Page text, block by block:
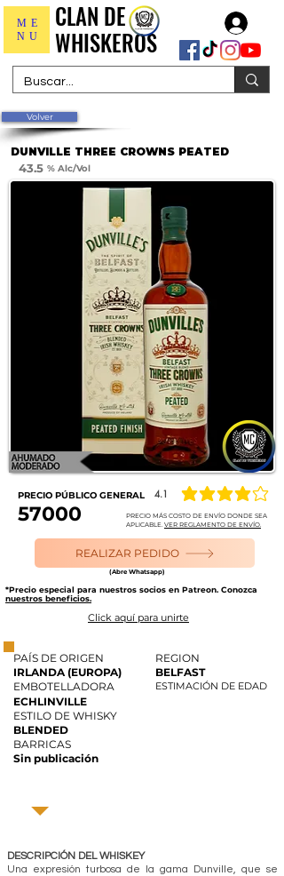
CLAN DE
WHISKEROS
CLAN DE
WHISKEROS
ME
NU
Volver
DUNVILLE THREE CROWNS PEATED
43.5 % Alc/Vol
PRECIO PÚBLICO GENERAL 4.1 la calificación
57000
PRECIO MÁS COSTO DE ENVÍO DONDE SEA
APLICABLE. VER REGLAMENTO DE ENVÍO.
REALIZAR PEDIDO
(Abre Whatsapp)
*Precio especial para nuestros socios en Patreon. Conozca
nuestros beneficios.
Click aquí para unirte
PAÍS DE ORIGEN
IRLANDA (EUROPA)
EMBOTELLADORA
ECHLINVILLE
REGION
BELFAST
ESTIMACIÓN DE EDAD
ESTILO DE WHISKY
BLENDED
BARRICAS
Sin publicación
DESCRIPCIÓN DEL WHISKEY
Una expresión turbosa de la gama Dunville, que se